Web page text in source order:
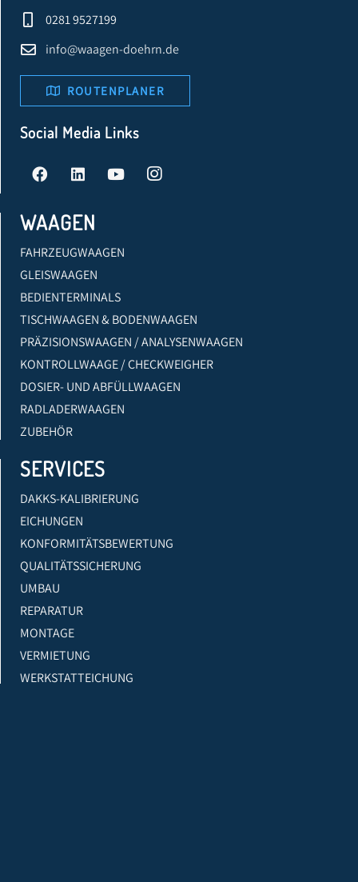
0281 9527199
info@waagen-doehrn.de
ROUTENPLANER
Social Media Links
WAAGEN
FAHRZEUGWAAGEN
GLEISWAAGEN
BEDIENTERMINALS
TISCHWAAGEN & BODENWAAGEN
PRÄZISIONSWAAGEN / ANALYSENWAAGEN
KONTROLLWAAGE / CHECKWEIGHER
DOSIER- UND ABFÜLLWAAGEN
RADLADERWAAGEN
ZUBEHÖR
SERVICES
DAKKS-KALIBRIERUNG
EICHUNGEN
KONFORMITÄTSBEWERTUNG
QUALITÄTSSICHERUNG
UMBAU
REPARATUR
MONTAGE
VERMIETUNG
WERKSTATTEICHUNG